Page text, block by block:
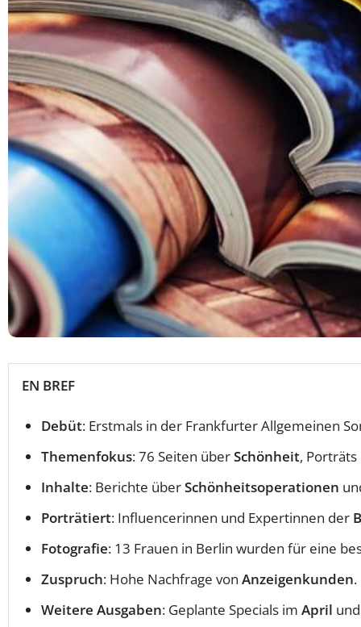
EN BREF
Debüt: Erstmals in der Frankfurter Allgemeinen
Themenfokus: 76 Seiten überSchönheit,
Inhalte: Berichte überSchönheitsoperationen
Porträtiert: Influencerinnen und Expertinnen der
Fotografie: 13 Frauen in Berlin wurden für eine
Zuspruch: Hohe Nachfrage von Anzeigenkunden.
Weitere Ausgaben: Geplante Specials im April